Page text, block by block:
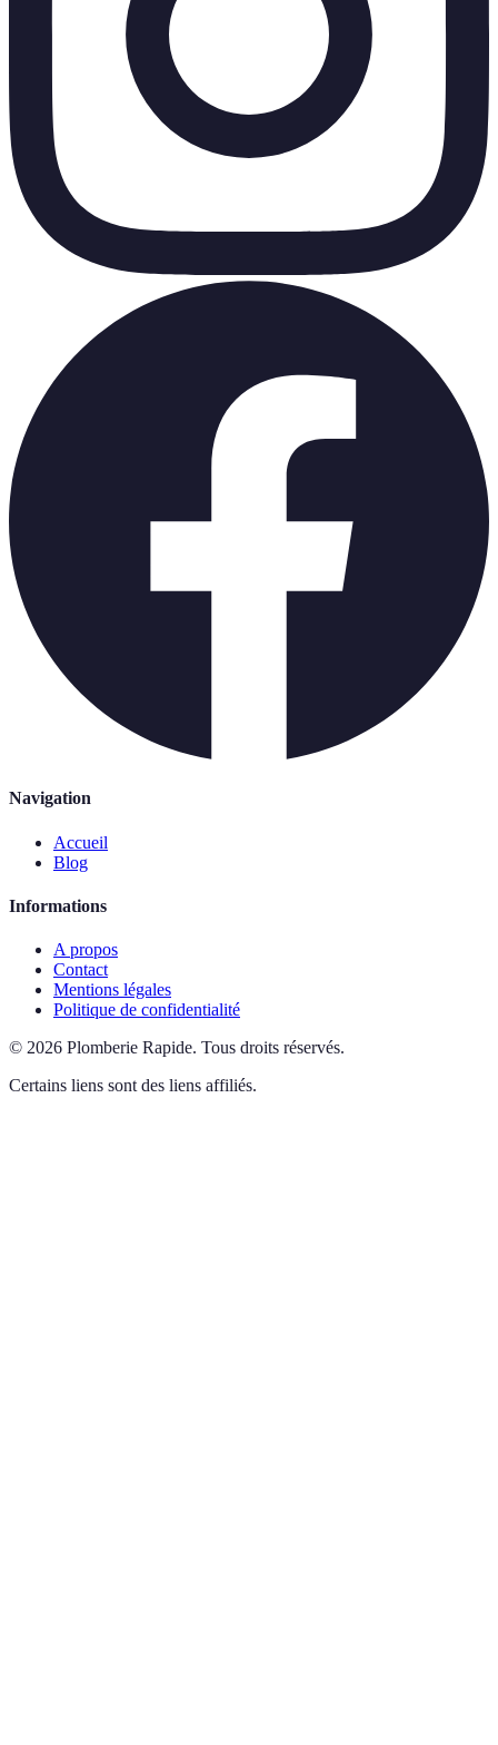
Navigation
Accueil
Blog
Informations
A propos
Contact
Mentions légales
Politique de confidentialité
© 2026 Plomberie Rapide. Tous droits réservés.
Certains liens sont des liens affiliés.